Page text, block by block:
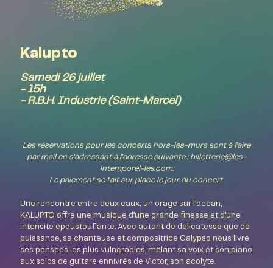
Kalupto
Samedi 26 juillet
- 15h
- R.B.H. Industrie (Saint-Marcel)
Les réservations pour les concerts hors-les-murs sont à faire
par mail en s'adressant à l'adresse suivante : billetterie@les-
intemporel-les.com.
Le paiement se fait sur place le jour du concert.
Une rencontre entre deux eaux; un orage sur l’océan,
KALUPTO offre une musique d’une grande finesse et d’une
intensité époustouflante. Avec autant de délicatesse que de
puissance, sa chanteuse et compositrice Calypso nous livre
ses pensées les plus vulnérables, mêlant sa voix et son piano
aux solos de guitare ennivrés de Victor, son acolyte.